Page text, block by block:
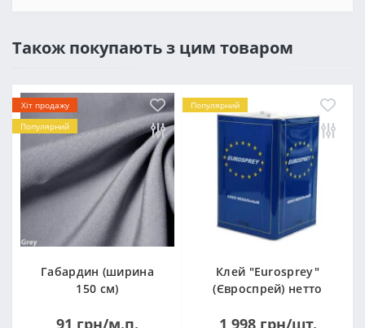
Також покупають з цим товаром
Хіт продажу
Популярний
Габардин (ширина
150 см)
91 грн/м.п.
Популярний
Клей "Eurosprey"
(Євроспрей) нетто
1 998 грн/шт.